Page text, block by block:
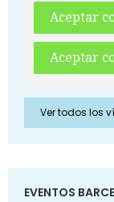
Aceptar
Aceptar
Ver todos los
EVENTOS